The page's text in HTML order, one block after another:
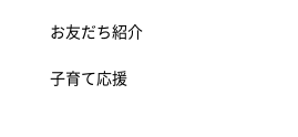
お友だち紹介
子育て応援